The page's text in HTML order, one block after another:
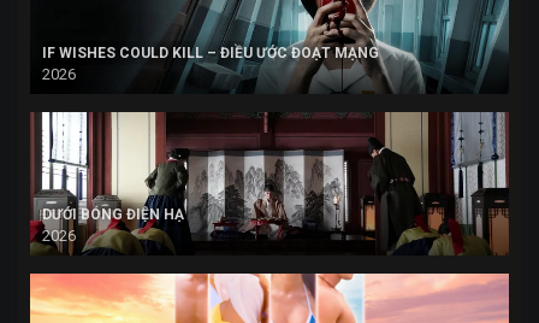
IF WISHES COULD KILL – ĐIỀU ƯỚC ĐOẠT MẠNG
2026
DƯỚI BÓNG ĐIỆN HẠ
2026